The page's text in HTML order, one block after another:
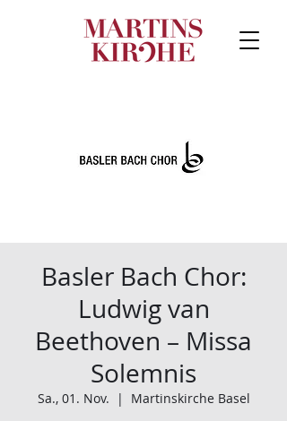
Basler Bach Chor:
Ludwig van
Beethoven – Missa
Solemnis
Sa., 01. Nov.
  |
Martinskirche Basel